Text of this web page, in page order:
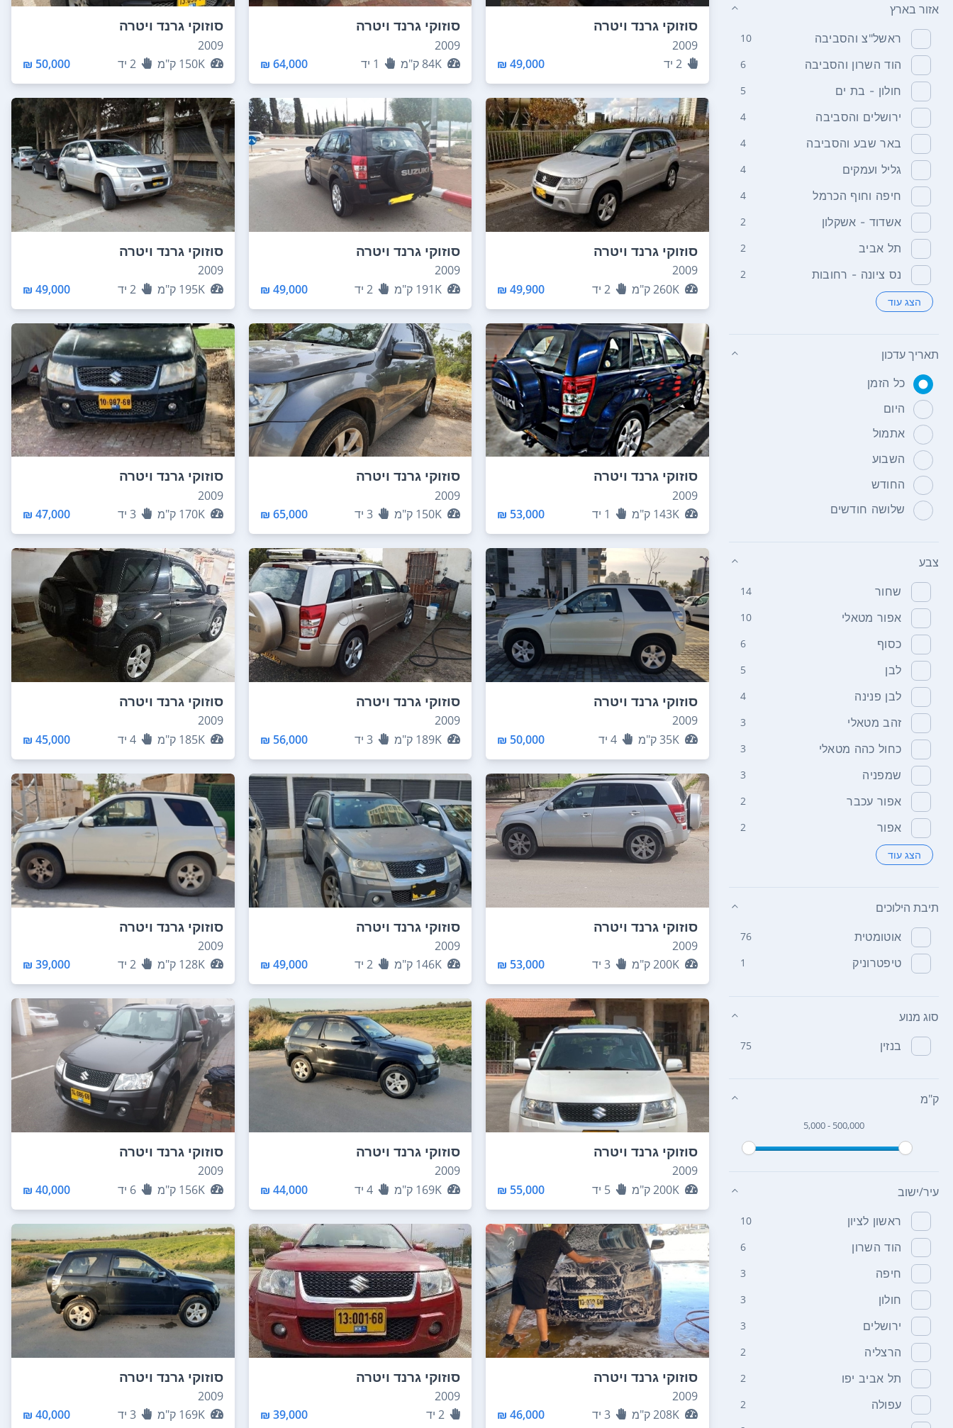
אזור בארץ
ראשל"צ והסביבה 10
הוד השרון והסביבה 6
חולון - בת ים 5
ירושלים והסביבה 4
באר שבע והסביבה 4
גליל ועמקים 4
חיפה וחוף הכרמל 4
אשדוד - אשקלון 2
תל אביב 2
נס ציונה - רחובות 2
הצג עוד
תאריך עדכון
כל הזמן
היום
אתמול
השבוע
החודש
שלושה חודשים
צבע
שחור 14
אפור מטאלי 10
כסוף 6
לבן 5
לבן פנינה 4
זהב מטאלי 3
כחול כהה מטאלי 3
שמפניה 3
אפור עכבר 2
אפור 2
הצג עוד
תיבת הילוכים
אוטומטית 76
טיפטרוניק 1
סוג מנוע
בנזין 75
ק"מ
5,000 - 500,000
עיר/ישוב
ראשון לציון 10
הוד השרון 6
חיפה 3
חולון 3
ירושלים 3
הרצליה 2
תל אביב יפו 2
עפולה 2
סוזוקי גרנד ויטרה
2009
2 יד 49,000 ₪
סוזוקי גרנד ויטרה
2009
84K ק"מ 1 יד 64,000 ₪
סוזוקי גרנד ויטרה
2009
150K ק"מ 2 יד 50,000 ₪
סוזוקי גרנד ויטרה
2009
260Kק"מ 2 יד 49,900 ₪
סוזוקי גרנד ויטרה
2009
191K ק"מ 2יד 49,000 ₪
סוזוקי גרנד ויטרה
2009
195K ק"מ 2 יד 49,000 ₪
סוזוקי גרנד ויטרה
2009
143K ק"מ 1 יד 53,000 ₪
סוזוקי גרנד ויטרה
2009
150K ק"מ 3יד 65,000 ₪
סוזוקי גרנד ויטרה
2009
170K ק"מ 3 יד 47,000 ₪
סוזוקי גרנד ויטרה
2009
35Kק"מ 4 יד 50,000 ₪
סוזוקי גרנד ויטרה
2009
189K ק"מ 3יד 56,000 ₪
סוזוקי גרנד ויטרה
2009
185K ק"מ 4 יד 45,000 ₪
סוזוקי גרנד ויטרה
2009
200Kק"מ 3 יד 53,000 ₪
סוזוקי גרנד ויטרה
2009
146K ק"מ 2יד 49,000 ₪
סוזוקי גרנד ויטרה
2009
128K ק"מ 2 יד 39,000 ₪
סוזוקי גרנד ויטרה
2009
200Kק"מ 5 יד 55,000 ₪
סוזוקי גרנד ויטרה
2009
169K ק"מ 4יד 44,000 ₪
סוזוקי גרנד ויטרה
2009
156K ק"מ 6 יד 40,000 ₪
סוזוקי גרנד ויטרה
2009
208Kק"מ 3 יד 46,000 ₪
סוזוקי גרנד ויטרה
2009
2יד 39,000 ₪
סוזוקי גרנד ויטרה
2009
169K ק"מ 3 יד 40,000 ₪